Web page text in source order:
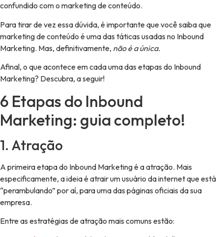
confundido com o marketing de conteúdo.
Para tirar de vez essa dúvida, é importante que você saiba que
marketing de conteúdo é uma das táticas usadas no Inbound
Marketing. Mas, definitivamente, não é a única.
Afinal, o que acontece em cada uma das etapas do Inbound
Marketing? Descubra, a seguir!
6 Etapas do Inbound
Marketing: guia completo!
1. Atração
A primeira etapa do Inbound Marketing é a atração. Mais
especificamente, a ideia é atrair um usuário da internet que está
“perambulando” por aí, para uma das páginas oficiais da sua
empresa.
Entre as estratégias de atração mais comuns estão: